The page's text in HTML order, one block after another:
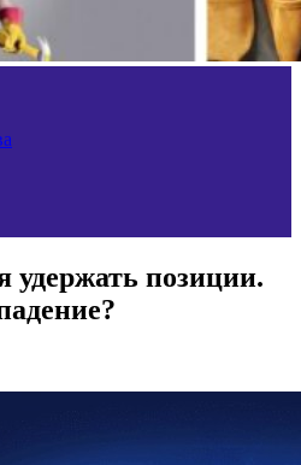
удержать позиции.